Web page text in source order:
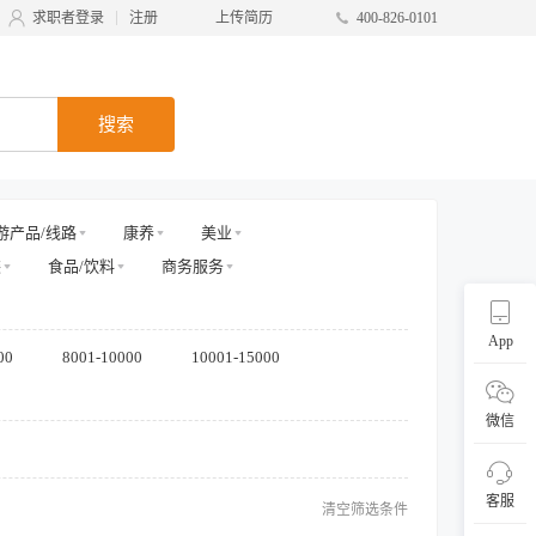
求职者登录 注册 上传简历 400-826-0101
搜索
App
微信
客服
产品/线路 康养
美业
食品/饮料
商务服务
8001-10000
10001-15000
清空筛选条件